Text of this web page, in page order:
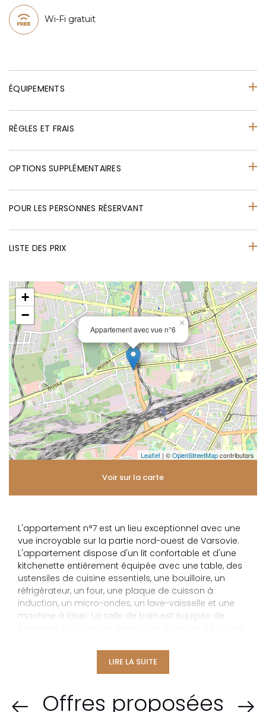
Wi-Fi gratuit
ÉQUIPEMENTS
RÈGLES ET FRAIS
OPTIONS SUPPLÉMENTAIRES
POUR LES PERSONNES RÉSERVANT
LISTE DES PRIX
Appartement avec vue n°6
×
+
−
Leaflet| ©OpenStreetMapcontributors
Voir sur la carte
L'appartement n°7 est un lieu exceptionnel avec une
vue incroyable sur la partie nord-ouest de Varsovie.
L'appartement dispose d'un lit confortable et d'une
kitchenette entièrement équipée avec une table, des
ustensiles de cuisine essentiels, une bouilloire, un
réfrigérateur, un four, une plaque de cuisson à
induction, un micro-ondes, un lave-vaisselle et une
machine à laver. La salle de bain est équipée de
intelligente de 50 pouces, d'une connexion Wi-Fi, de la
climatisation et d'un balcon avec des chaises
longues. Dans le complexe d'appartements, il y a une
cafés, une salle de sport et des services de beauté.
LIRE LA SUITE
Offres proposées